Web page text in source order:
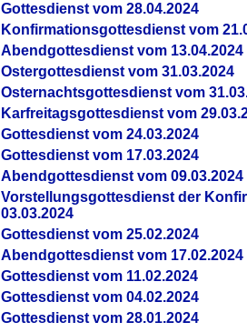
Gottesdienst vom 28.04.2024
Konfirmationsgottesdienst vom
Abendgottesdienst vom 13.04.2024
Ostergottesdienst vom 31.03.2024
Osternachtsgottesdienst vom
Karfreitagsgottesdienst vom
Gottesdienst vom 24.03.2024
Gottesdienst vom 17.03.2024
Abendgottesdienst vom 09.03.2024
Vorstellungsgottesdienst der
03.03.2024
Gottesdienst vom 25.02.2024
Abendgottesdienst vom 17.02.2024
Gottesdienst vom 11.02.2024
Gottesdienst vom 04.02.2024
Gottesdienst vom 28.01.2024